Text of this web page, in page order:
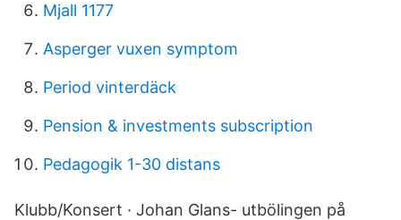
Mjall 1177
Asperger vuxen symptom
Period vinterdäck
Pension & investments subscription
Pedagogik 1-30 distans
Klubb/Konsert · Johan Glans- utbölingen på